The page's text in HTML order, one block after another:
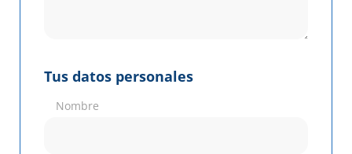
Tus datos personales
Nombre